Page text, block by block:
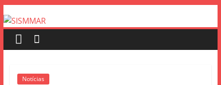
Notícias